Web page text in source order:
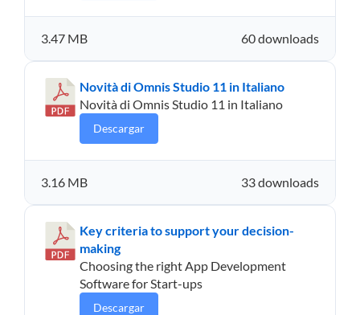
60 downloads
3.47 MB
Novità di Omnis Studio 11 in Italiano
Novità di Omnis Studio 11 in Italiano
Descargar
33 downloads
3.16 MB
Key criteria to support your decision-
making
Choosing the right App Development
Software for Start-ups
Descargar